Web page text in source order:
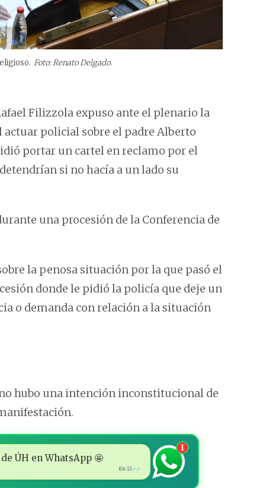
Foto: Renato Delgado.
Filizzola expuso ante el plenario la
policial sobre el padre Alberto
portar un cartel en reclamo por el
si no hacía a un lado su
una procesión de la Conferencia de
la penosa situación por la que pasó el
donde le pidió la policía que deje un
o demanda con relación a la situación
hubo una intención inconstitucional de
ÚH en WhatsApp 🤩
04:13 ✓✓
1